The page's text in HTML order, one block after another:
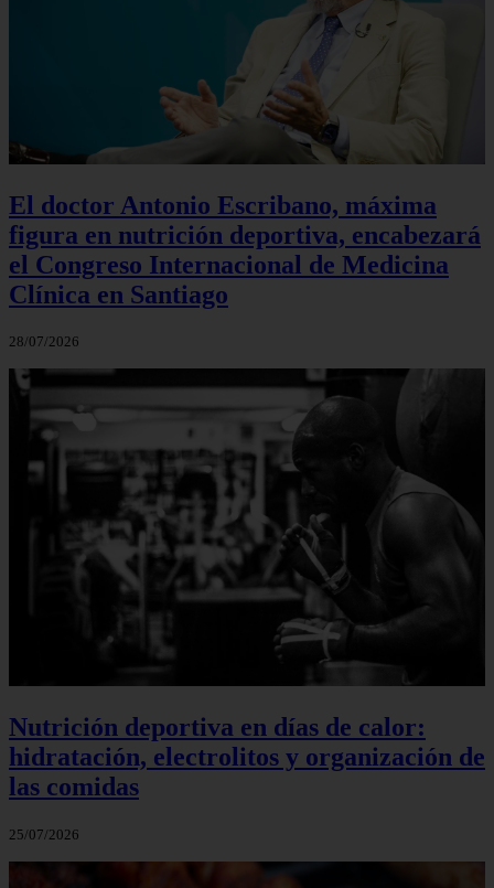
El doctor Antonio Escribano, máxima
figura en nutrición deportiva, encabezará
el Congreso Internacional de Medicina
Clínica en Santiago
28/07/2026
Nutrición deportiva en días de calor:
hidratación, electrolitos y organización de
las comidas
25/07/2026